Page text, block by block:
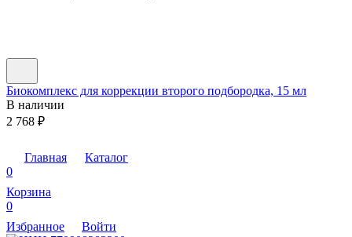
Биокомплекс для коррекции второго подбородка, 15 мл
В наличии
2 768 ₽
Главная
Каталог
0
Корзина
0
Избранное
Войти